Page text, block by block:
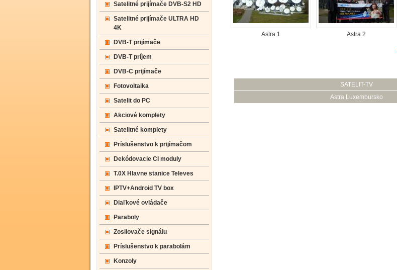
Astra 1 Astra 2
SATELIT-TV
Astra Luxembursko
Satelitné prijímače DVB-S2 HD
Satelitné prijímače ULTRA HD
4K
DVB-T prijímače
DVB-T príjem
DVB-C prijímače
Fotovoltaika
Satelit do PC
Akciové komplety
Satelitné komplety
Príslušenstvo k prijímačom
Dekódovacie CI moduly
T.0X Hlavne stanice Televes
IPTV+Android TV box
Diaľkové ovládače
Paraboly
Zosilovače signálu
Príslušenstvo k parabolám
Konzoly